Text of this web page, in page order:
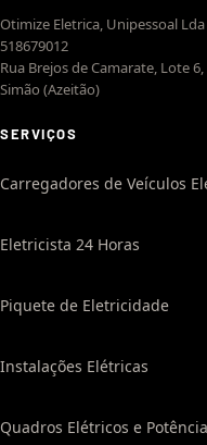
Otimize Eletrica, Unipessoal Lda
518679012
Rua Brejos de Camarate, Lote 6,
Simão (Azeitão)
SERVIÇOS
Carregadores de Veículos
Eletricista 24 Horas
Piquete de Eletricidade
Instalações Elétricas
Quadros Elétricos e Potência